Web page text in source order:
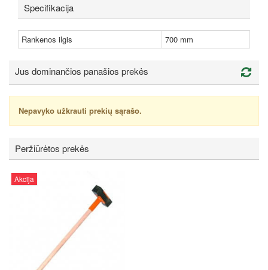
Specifikacija
Rankenos ilgis 700 mm
Jus dominančios panašios prekės
Nepavyko užkrauti prekių sąrašo.
Peržiūrėtos prekės
Akcija